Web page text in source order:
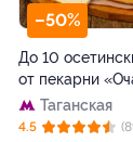
–50%
До 10
от пекарни
Таганская
4.5